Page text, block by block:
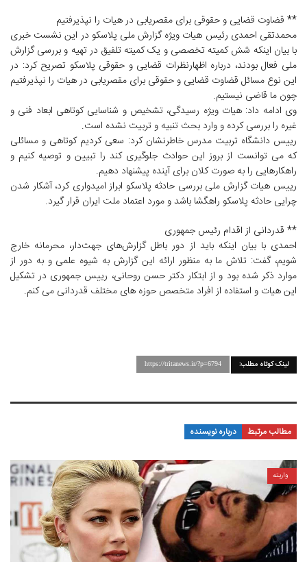
** قضاوت قضایی و حقوقی برای مقصریابی در هیات را نپذیرفتیم
محمدتقی احمدی رئیس هیات ویژه گزارش ملی پلاسکو در این نشست خبری
با بیان اینکه شش کمیته تخصصی و یک کمیته تلفیق در تهیه و بررسی گزارش
ملی فعال بودند، درباره اظهارنظرات قضایی و حقوقی پلاسکو تصریح کرد: در
این نوع مسائل قضاوت قضایی و حقوقی برای مقصریابی در هیات را نپذیرفتیم
چون ما قاضی نیستیم.
وی ادامه داد: هیات ویژه رسیدگی، تشخیص و شناسایی کوتاهی ابعاد فنی و
غیره را بررسی کرده و وارد بحث تنبیه و تربیت نشده است.
رییس دانشگاه تربیت مدرس خاطرنشان کرد: سعی کردیم کوتاهی و مسائلی
که می توانست از بروز این حوادث جلوگیری کند را تبیین و توصیه کنیم و
راهکارهایی را به صورت کلان برای آینده پیشنهاد دهیم.
رییس هیات گزارش ملی بررسی حادثه پلاسکو ابراز امیدواری کرد، آشکار شدن
چرایی حادثه پلاسکو راهگشا باشد و مورد اعتماد ملت ایران قرار گیرد.
** قدردانی از اقدام رئیس جمهوری
احمدی با بیان اینکه باید از دور باطل گزارش‌های جهت‌دار، محرمانه خارج
شویم، گفت: تلاش ما به منظور ارائه این گزارش به شیوه علمی و به دور از
موارد ذکر شده بود و از ابتکار دکتر حسن روحانی، رییس جمهوری در تشکیل
این هیات و استفاده از افراد متخصص حوزه های مختلف قدردانی می‌ کنم.
لینک کوتاه مطلب: https://tritanews.ir/?p=6794
مطالب مرتبط درباره نویسنده
واریته